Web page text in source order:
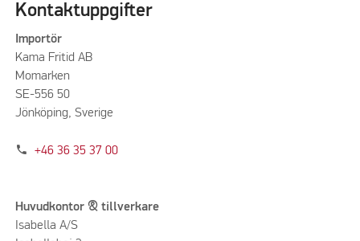
Kontaktuppgifter
Importör
Kama Fritid AB
Momarken
SE-556 50
Jönköping, Sverige
phone +46 36 35 37 00
Huvudkontor & tillverkare
Isabella A/S